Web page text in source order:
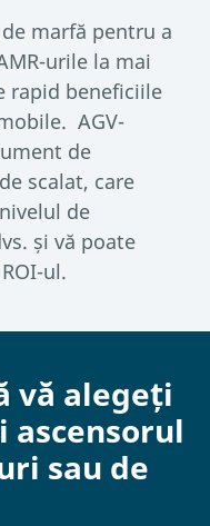
marfă pentru a
urile la mai
rapid beneficiile
AGV-
de
scalat, care
de
și vă poate
ul.
vă alegeți
ascensorul
sau de